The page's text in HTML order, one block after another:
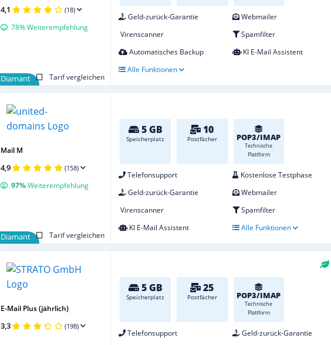
Geld-zurück-Garantie
Webmailer
Virenscanner
Spamfilter
Automatisches Backup
KI E-Mail Assistent
Alle Funktionen
Diamant
Tarif vergleichen
4,1 (18)
78% Weiterempfehlung
5 GB
Speicherplatz
10
Postfächer POP3/IMAP
Technische
Plattform
Telefonsupport
Kostenlose Testphase
Geld-zurück-Garantie
Webmailer
Virenscanner
Spamfilter
KI E-Mail Assistent
Alle Funktionen
Diamant
Tarif vergleichen
Mail M
4,9 (158)
97%Weiterempfehlung
5 GB
Speicherplatz
25
Postfächer POP3/IMAP
Technische
Plattform
Telefonsupport
Geld-zurück-Garantie
E-Mail Plus (jährlich)
3,3 (198)